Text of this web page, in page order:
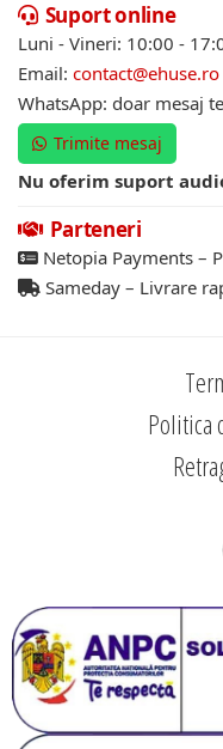
Suport online
Luni - Vineri: 10:00 -
Email: contact@ehuse.ro
WhatsApp: doar mesaj
Trimite mesaj
Nu oferim suport
Parteneri
Netopia Payments –
Sameday – Livrare
Politica